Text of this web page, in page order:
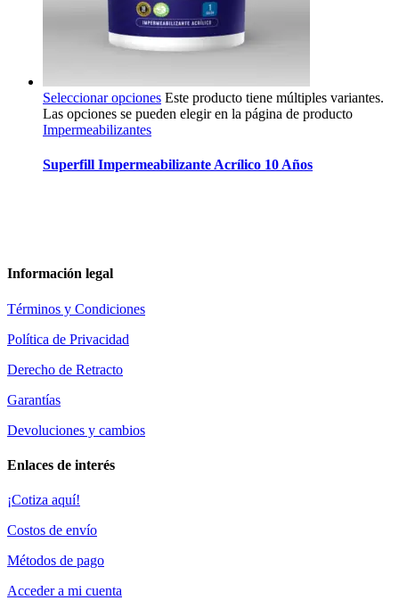
Seleccionar opciones Este producto tiene múltiples variantes.
Las opciones se pueden elegir en la página de producto
Impermeabilizantes
Superfill Impermeabilizante Acrílico 10 Años
Información legal
Términos y Condiciones
Política de Privacidad
Derecho de Retracto
Garantías
Devoluciones y cambios
Enlaces de interés
¡Cotiza aquí!
Costos de envío
Métodos de pago
Acceder a mi cuenta